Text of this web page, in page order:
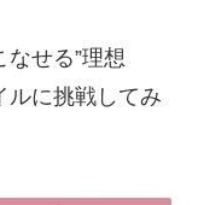
せる”理想
ルに挑戦してみ